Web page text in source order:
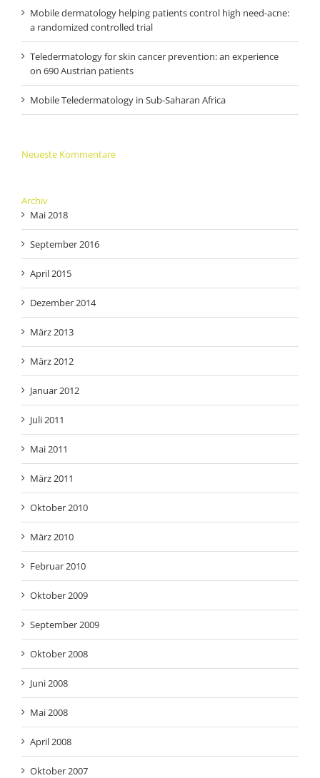
Mobile dermatology helping patients control high need-acne:
a randomized controlled trial
Teledermatology for skin cancer prevention: an experience
on 690 Austrian patients
Mobile Teledermatology in Sub-Saharan Africa
Neueste Kommentare
Archiv
Mai 2018
September 2016
April 2015
Dezember 2014
März 2013
März 2012
Januar 2012
Juli 2011
Mai 2011
März 2011
Oktober 2010
März 2010
Februar 2010
Oktober 2009
September 2009
Oktober 2008
Juni 2008
Mai 2008
April 2008
Oktober 2007